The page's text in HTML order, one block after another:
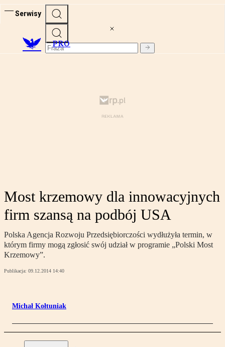
Serwisy
PRO
Most krzemowy dla innowacyjnych
firm szansą na podbój USA
Polska Agencja Rozwoju Przedsiębiorczości wydłużyła termin, w
którym firmy mogą zgłosić swój udział w programie „Polski Most
Krzemowy”.
Publikacja: 09.12.2014 14:40
Michał Kołtuniak